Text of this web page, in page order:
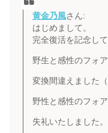
黄金乃風さん:
はじめまして。
完全復活を記念し
野生と感性のフォ
変換間違えました
野性と感性のフォ
失礼いたしました。